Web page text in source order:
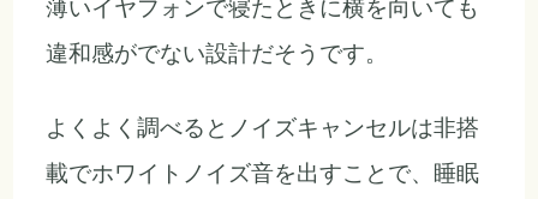
違和感がでない設計だそうです。
よくよく調べるとノイズキャンセルは非搭
載でホワイトノイズ音を出すことで、睡眠